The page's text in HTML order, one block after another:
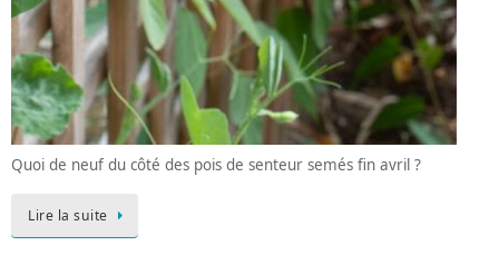
Quoi de neuf du côté des pois de senteur semés fin avril ?
Lire la suite